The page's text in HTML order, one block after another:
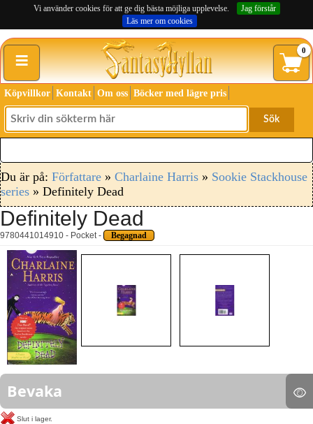
Vi använder cookies för att ge dig bästa möjliga upplevelse.
Jag förstår
Läs mer om cookies
≡ 0
Köpvillkor Kontakt Om oss Böcker med lägre pris
Sök
Du är på: Författare » Charlaine Harris » Sookie Stackhouse
series » Definitely Dead
Definitely Dead
9780441014910 - Pocket - Begagnad
Bevaka
Slut i lager.